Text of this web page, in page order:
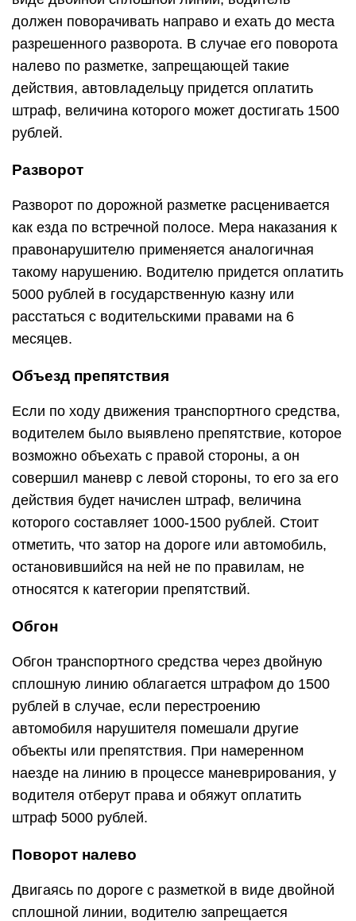
должен поворачивать направо и ехать до места
разрешенного разворота. В случае его поворота
налево по разметке, запрещающей такие
действия, автовладельцу придется оплатить
штраф, величина которого может достигать 1500
рублей.
Разворот
Разворот по дорожной разметке расценивается
как езда по встречной полосе. Мера наказания к
правонарушителю применяется аналогичная
такому нарушению. Водителю придется оплатить
5000 рублей в государственную казну или
расстаться с водительскими правами на 6
месяцев.
Объезд препятствия
Если по ходу движения транспортного средства,
водителем было выявлено препятствие, которое
возможно объехать с правой стороны, а он
совершил маневр с левой стороны, то его за его
действия будет начислен штраф, величина
которого составляет 1000-1500 рублей. Стоит
отметить, что затор на дороге или автомобиль,
остановившийся на ней не по правилам, не
относятся к категории препятствий.
Обгон
Обгон транспортного средства через двойную
сплошную линию облагается штрафом до 1500
рублей в случае, если перестроению
автомобиля нарушителя помешали другие
объекты или препятствия. При намеренном
наезде на линию в процессе маневрирования, у
водителя отберут права и обяжут оплатить
штраф 5000 рублей.
Поворот налево
Двигаясь по дороге с разметкой в виде двойной
сплошной линии, водителю запрещается